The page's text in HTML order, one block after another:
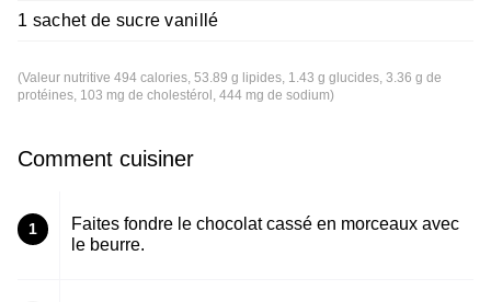
1 sachet de sucre vanillé
(Valeur nutritive 494 calories, 53.89 g lipides, 1.43 g glucides, 3.36 g de
protéines, 103 mg de cholestérol, 444 mg de sodium)
Comment cuisiner
1
Faites fondre le chocolat cassé en morceaux avec
le beurre.